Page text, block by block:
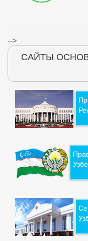
-->
САЙТЫ